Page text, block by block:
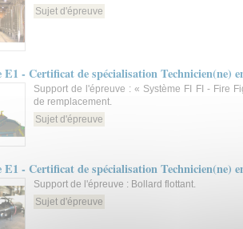
Sujet d'épreuve
E1 - Certificat de spécialisation Technicien(ne)
Support de l'épreuve : « Système FI FI - Fire
de remplacement.
Sujet d'épreuve
E1 - Certificat de spécialisation Technicien(ne)
Support de l'épreuve : Bollard flottant.
Sujet d'épreuve